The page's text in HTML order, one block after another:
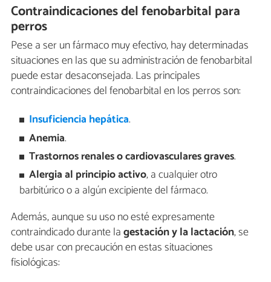
Contraindicaciones del fenobarbital para
perros
Pese a ser un fármaco muy efectivo, hay determinadas
situaciones en las que su administración de fenobarbital
puede estar desaconsejada. Las principales
contraindicaciones del fenobarbital en los perros son:
Insuficiencia hepática.
Anemia.
Trastornos renales o cardiovasculares graves.
Alergia al principio activo, a cualquier otro
barbitúrico o a algún excipiente del fármaco.
Además, aunque su uso no esté expresamente
contraindicado durante lagestación y la lactación, se
debe usar con precaución en estas situaciones
fisiológicas: